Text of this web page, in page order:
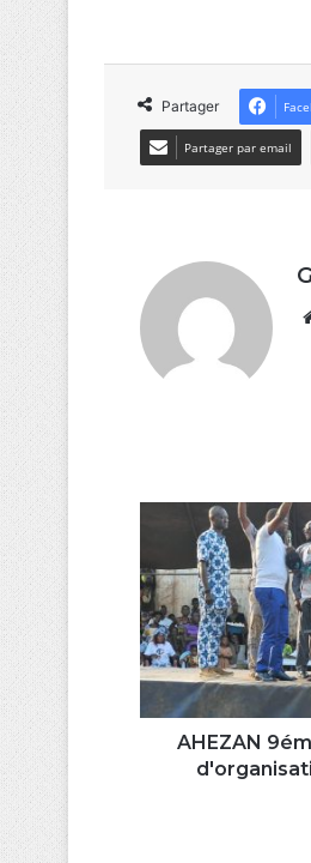
Partager
Partager par email
édition
:
Le
Comité
d'organisation
pied
d'oeuvreAHEZAN